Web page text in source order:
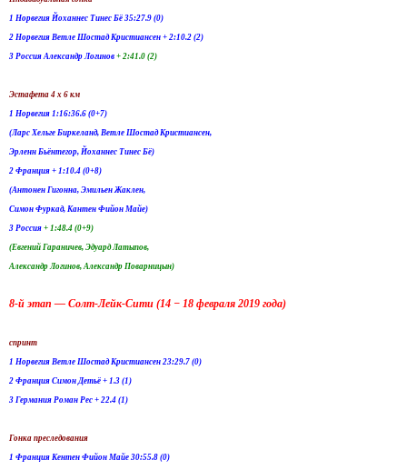
1 Норвегия Йоханнес Тинес Бё 35:27.9 (0)
2 Норвегия Ветле Шостад Кристиансен + 2:10.2 (2)
3 Россия Александр Логинов + 2:41.0 (2)
Эстафета 4 х 6 км
1 Норвегия 1:16:36.6 (0+7)
(Ларс Хельге Биркеланд, Ветле Шостад Кристиансен,
Эрленн Бьёнтегор, Йоханнес Тинес Бё)
2 Франция + 1:10.4 (0+8)
(Антонен Гигонна, Эмильен Жаклен,
Симон Фуркад, Кантен Фийон Майе)
3 Россия + 1:48.4 (0+9)
(Евгений Гараничев, Эдуард Латыпов,
Александр Логинов, Александр Поварницын)
8-й этап — Солт-Лейк-Сити (14 − 18 февраля 2019 года)
спринт
1 Норвегия Ветле Шостад Кристиансен 23:29.7 (0)
2 Франция Симон Детьё + 1.3 (1)
3 Германия Роман Рес + 22.4 (1)
Гонка преследования
1 Франция Кентен Фийон Майе 30:55.8 (0)